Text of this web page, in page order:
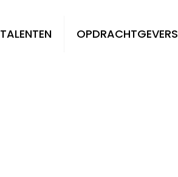
TALENTEN OPDRACHTGEVERS